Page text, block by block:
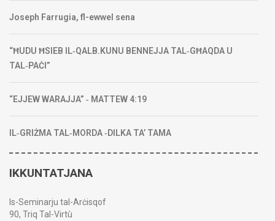
Joseph Farrugia, fl-ewwel sena
“ĦUDU ĦSIEB IL‑QALB.KUNU BENNEJJA TAL‑GĦAQDA U
TAL‑PAĊI”
“EJJEW WARAJJA” ‑ MATTEW 4:19
IL‑GRIŻMA TAL‑MORDA ‑DILKA TA’ TAMA
IKKUNTATJANA
Is-Seminarju tal-Arċisqof
90, Triq Tal-Virtù